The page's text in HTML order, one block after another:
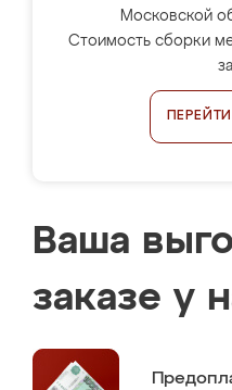
Московской
Стоимость сборки
Ваша
заказе у